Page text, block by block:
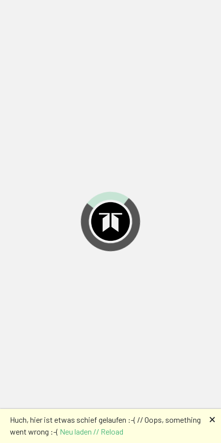
Huch, hier ist etwas schief gelaufen :-( // Oops, something
went wrong :-( Neu laden // Reload
🗙